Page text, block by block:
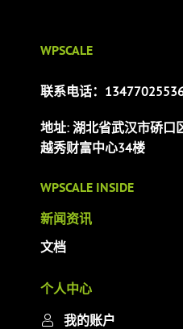
WPSCALE
联系电话：
地址: 湖北省武汉市硚口
越秀财富中心34楼
WPSCALE INSIDE
新闻资讯
文档
个人中心
我的账户